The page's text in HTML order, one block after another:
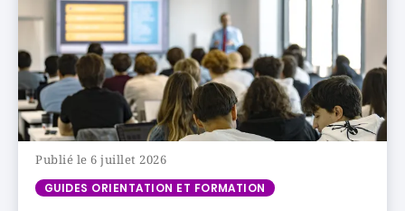
Publié le 6 juillet 2026
GUIDES ORIENTATION ET FORMATION